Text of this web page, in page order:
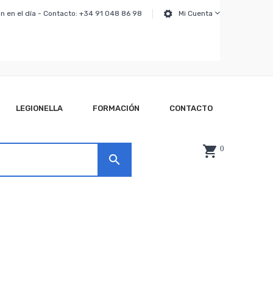
Mi Cuenta
en el día - Contacto: +34 91 048 86 98
LEGIONELLA FORMACIÓN CONTACTO
0
search